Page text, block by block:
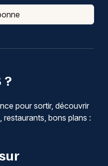
?
pour sortir, découvrir
bons plans :